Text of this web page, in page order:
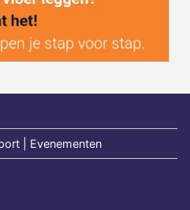
| Evenementen